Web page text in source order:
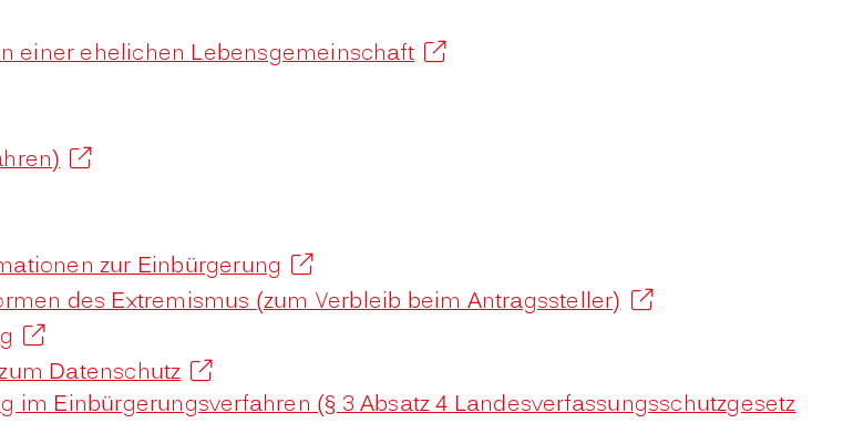
einer ehelichen Lebensgemeinschaft
zur Einbürgerung
des Extremismus (zum Verbleib beim Antragssteller)
Datenschutz
Einbürgerungsverfahren (§ 3 Absatz 4 Landesverfassungsschutzgesetz